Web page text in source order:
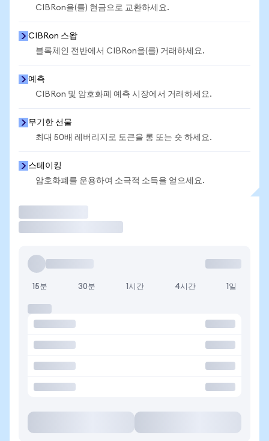
CIBRon을(를) 현금으로 교환하세요.
CIBRon 스왑
블록체인 전반에서 CIBRon을(를) 거래하세요.
예측
CIBRon 및 암호화폐 예측 시장에서 거래하세요.
무기한 선물
최대 50배 레버리지로 토큰을 롱 또는 숏 하세요.
스테이킹
암호화폐를 운용하여 소극적 소득을 얻으세요.
15분 30분 1시간 4시간 1일